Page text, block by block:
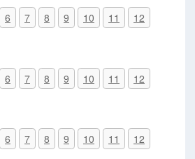
6 7 8 9 10 11 12
6 7 8 9 10 11 12
6 7 8 9 10 11 12